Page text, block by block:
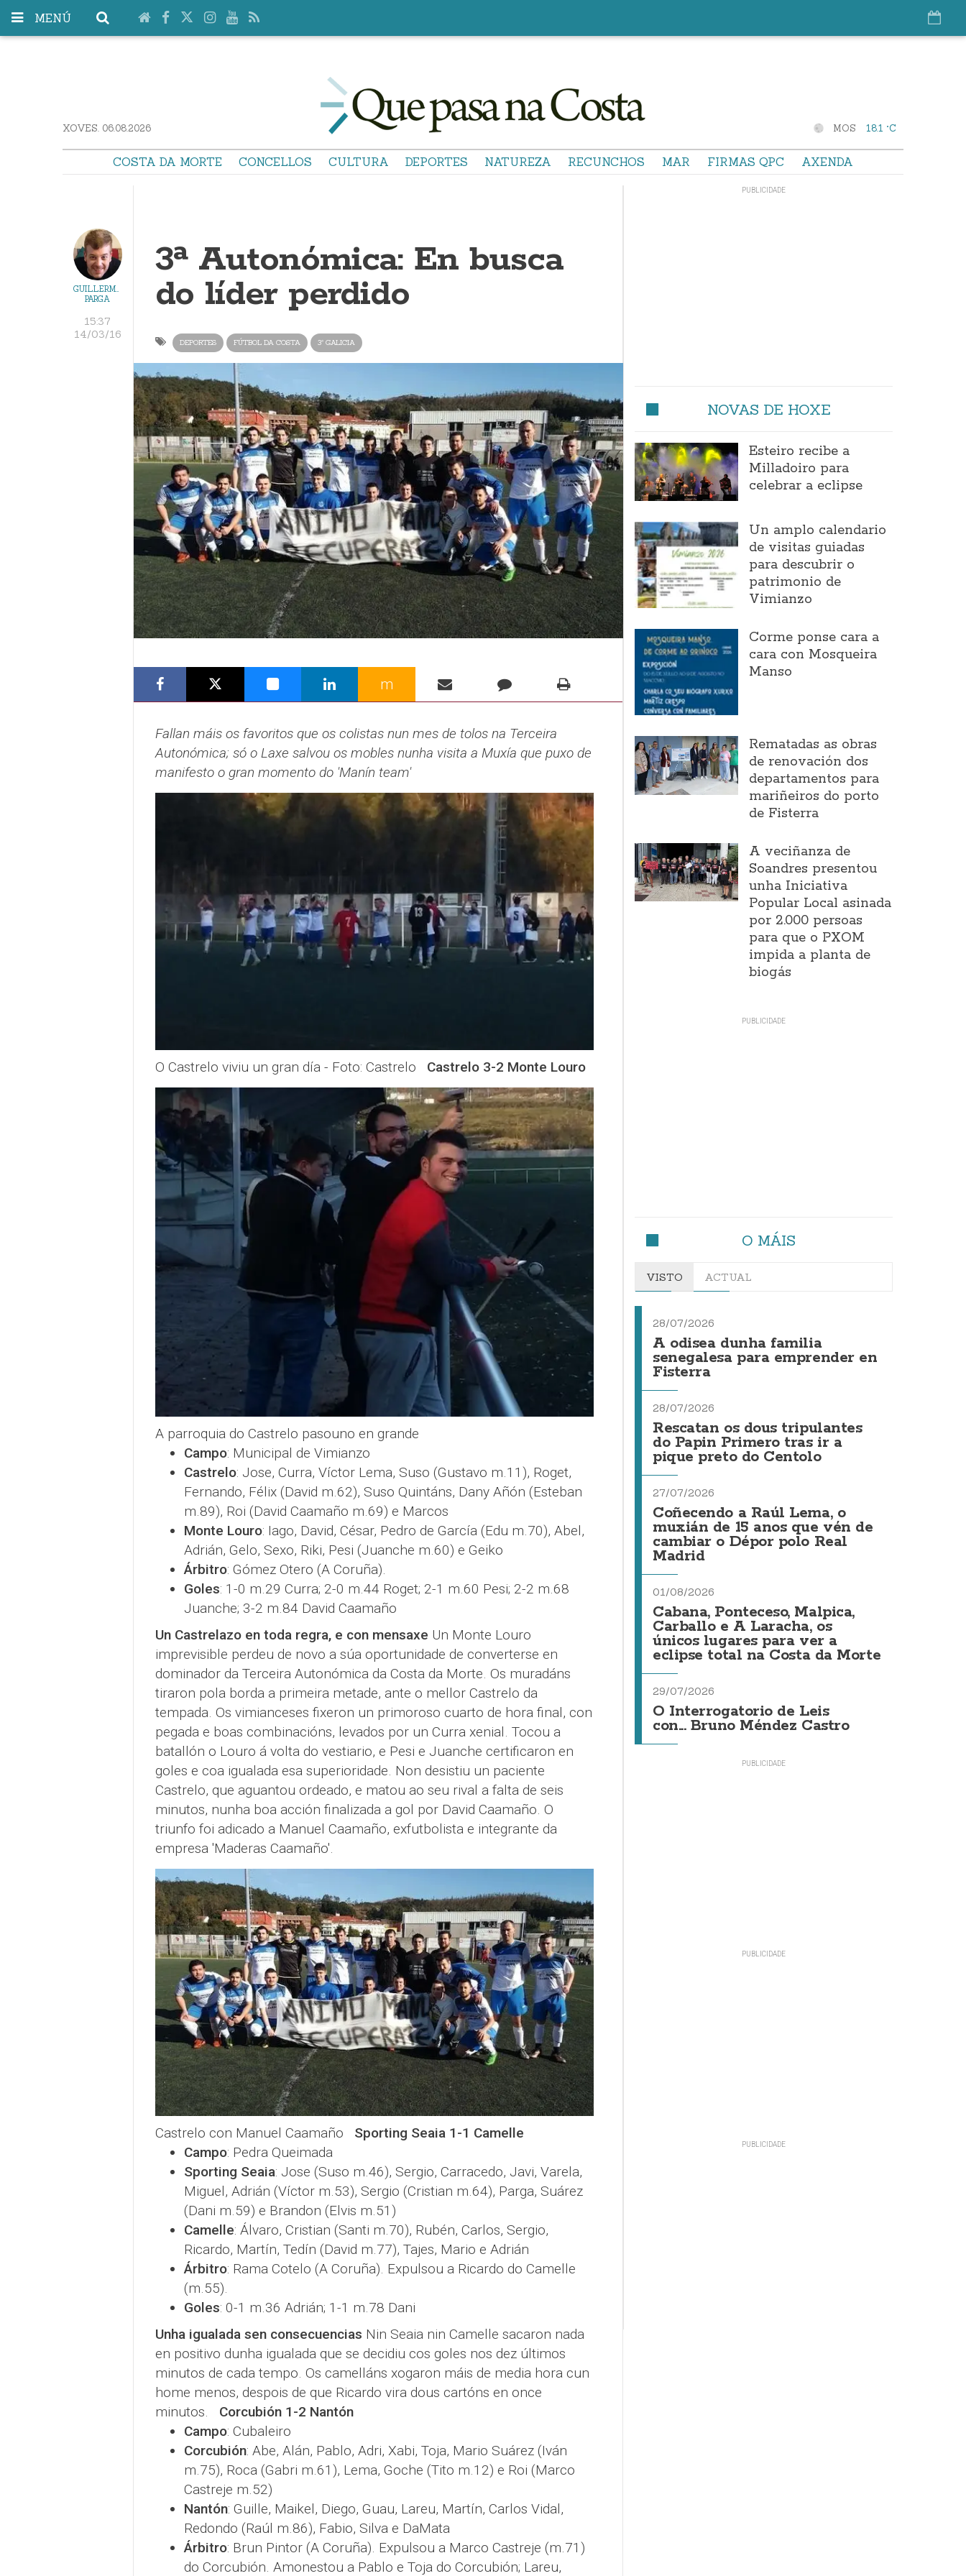
MENÚ
XOVES. 06.08.2026 MOS 18.1 °C
COSTA DA MORTE CONCELLOS CULTURA DEPORTES NATUREZA RECUNCHOS MAR FIRMAS QPC AXENDA
GUILLERMO
PARGA
15:37
14/03/16
3ª Autonómica: En busca
do líder perdido
DEPORTES FÚTBOL DA COSTA 3ª GALICIA
m
Fallan máis os favoritos que os colistas nun mes de tolos na Terceira
Autonómica; só o Laxe salvou os mobles nunha visita a Muxía que puxo de
manifesto o gran momento do 'Manín team'
O Castrelo viviu un gran día - Foto: Castrelo Castrelo 3-2 Monte Louro
A parroquia do Castrelo pasouno en grande
Campo: Municipal de Vimianzo
Castrelo: Jose, Curra, Víctor Lema, Suso (Gustavo m.11), Roget,
Fernando, Félix (David m.62), Suso Quintáns, Dany Añón (Esteban
m.89), Roi (David Caamaño m.69) e Marcos
Monte Louro: Iago, David, César, Pedro de García (Edu m.70), Abel,
Adrián, Gelo, Sexo, Riki, Pesi (Juanche m.60) e Geiko
Árbitro: Gómez Otero (A Coruña).
Goles: 1-0 m.29 Curra; 2-0 m.44 Roget; 2-1 m.60 Pesi; 2-2 m.68
Juanche; 3-2 m.84 David Caamaño
Un Castrelazo en toda regra, e con mensaxe Un Monte Louro
imprevisible perdeu de novo a súa oportunidade de converterse en
dominador da Terceira Autonómica da Costa da Morte. Os muradáns
tiraron pola borda a primeira metade, ante o mellor Castrelo da
tempada. Os vimianceses fixeron un primoroso cuarto de hora final, con
pegada e boas combinacións, levados por un Curra xenial. Tocou a
batallón o Louro á volta do vestiario, e Pesi e Juanche certificaron en
goles e coa igualada esa superioridade. Non desistiu un paciente
Castrelo, que aguantou ordeado, e matou ao seu rival a falta de seis
minutos, nunha boa acción finalizada a gol por David Caamaño. O
triunfo foi adicado a Manuel Caamaño, exfutbolista e integrante da
empresa 'Maderas Caamaño'.
Castrelo con Manuel Caamaño Sporting Seaia 1-1 Camelle
Campo: Pedra Queimada
Sporting Seaia: Jose (Suso m.46), Sergio, Carracedo, Javi, Varela,
Miguel, Adrián (Víctor m.53), Sergio (Cristian m.64), Parga, Suárez
(Dani m.59) e Brandon (Elvis m.51)
Camelle: Álvaro, Cristian (Santi m.70), Rubén, Carlos, Sergio,
Ricardo, Martín, Tedín (David m.77), Tajes, Mario e Adrián
Árbitro: Rama Cotelo (A Coruña). Expulsou a Ricardo do Camelle
(m.55).
Goles: 0-1 m.36 Adrián; 1-1 m.78 Dani
Unha igualada sen consecuencias Nin Seaia nin Camelle sacaron nada
en positivo dunha igualada que se decidiu cos goles nos dez últimos
minutos de cada tempo. Os camelláns xogaron máis de media hora cun
home menos, despois de que Ricardo vira dous cartóns en once
minutos. Corcubión 1-2 Nantón
Campo: Cubaleiro
Corcubión: Abe, Alán, Pablo, Adri, Xabi, Toja, Mario Suárez (Iván
m.75), Roca (Gabri m.61), Lema, Goche (Tito m.12) e Roi (Marco
Castreje m.52)
Nantón: Guille, Maikel, Diego, Guau, Lareu, Martín, Carlos Vidal,
Redondo (Raúl m.86), Fabio, Silva e DaMata
Árbitro: Brun Pintor (A Coruña). Expulsou a Marco Castreje (m.71)
do Corcubión. Amonestou a Pablo e Toja do Corcubión; Lareu,
NOVAS DE HOXE
Esteiro recibe a
Milladoiro para
celebrar a eclipse
Un amplo calendario
de visitas guiadas
para descubrir o
patrimonio de
Vimianzo
Corme ponse cara a
cara con Mosqueira
Manso
Rematadas as obras
de renovación dos
departamentos para
mariñeiros do porto
de Fisterra
A veciñanza de
Soandres presentou
unha Iniciativa
Popular Local asinada
por 2.000 persoas
para que o PXOM
impida a planta de
biogás
O MÁIS
VISTO ACTUAL
28/07/2026
A odisea dunha familia
senegalesa para emprender en
Fisterra
28/07/2026
Rescatan os dous tripulantes
do Papin Primero tras ir a
pique preto do Centolo
27/07/2026
Coñecendo a Raúl Lema, o
muxián de 15 anos que vén de
cambiar o Dépor polo Real
Madrid
01/08/2026
Cabana, Ponteceso, Malpica,
Carballo e A Laracha, os
únicos lugares para ver a
eclipse total na Costa da Morte
29/07/2026
O Interrogatorio de Leis
con... Bruno Méndez Castro